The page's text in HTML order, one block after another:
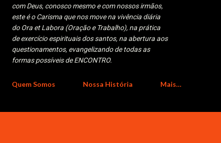
com Deus, conosco mesmo e com nossos irmãos,
este é o Carisma que nos move na vivência diária
do Ora et Labora (Oração e Trabalho), na prática
de exercício espirituais dos santos, na abertura aos
questionamentos, evangelizando de todas as
formas possíveis de ENCONTRO.
Quem Somos Nossa História Mais…